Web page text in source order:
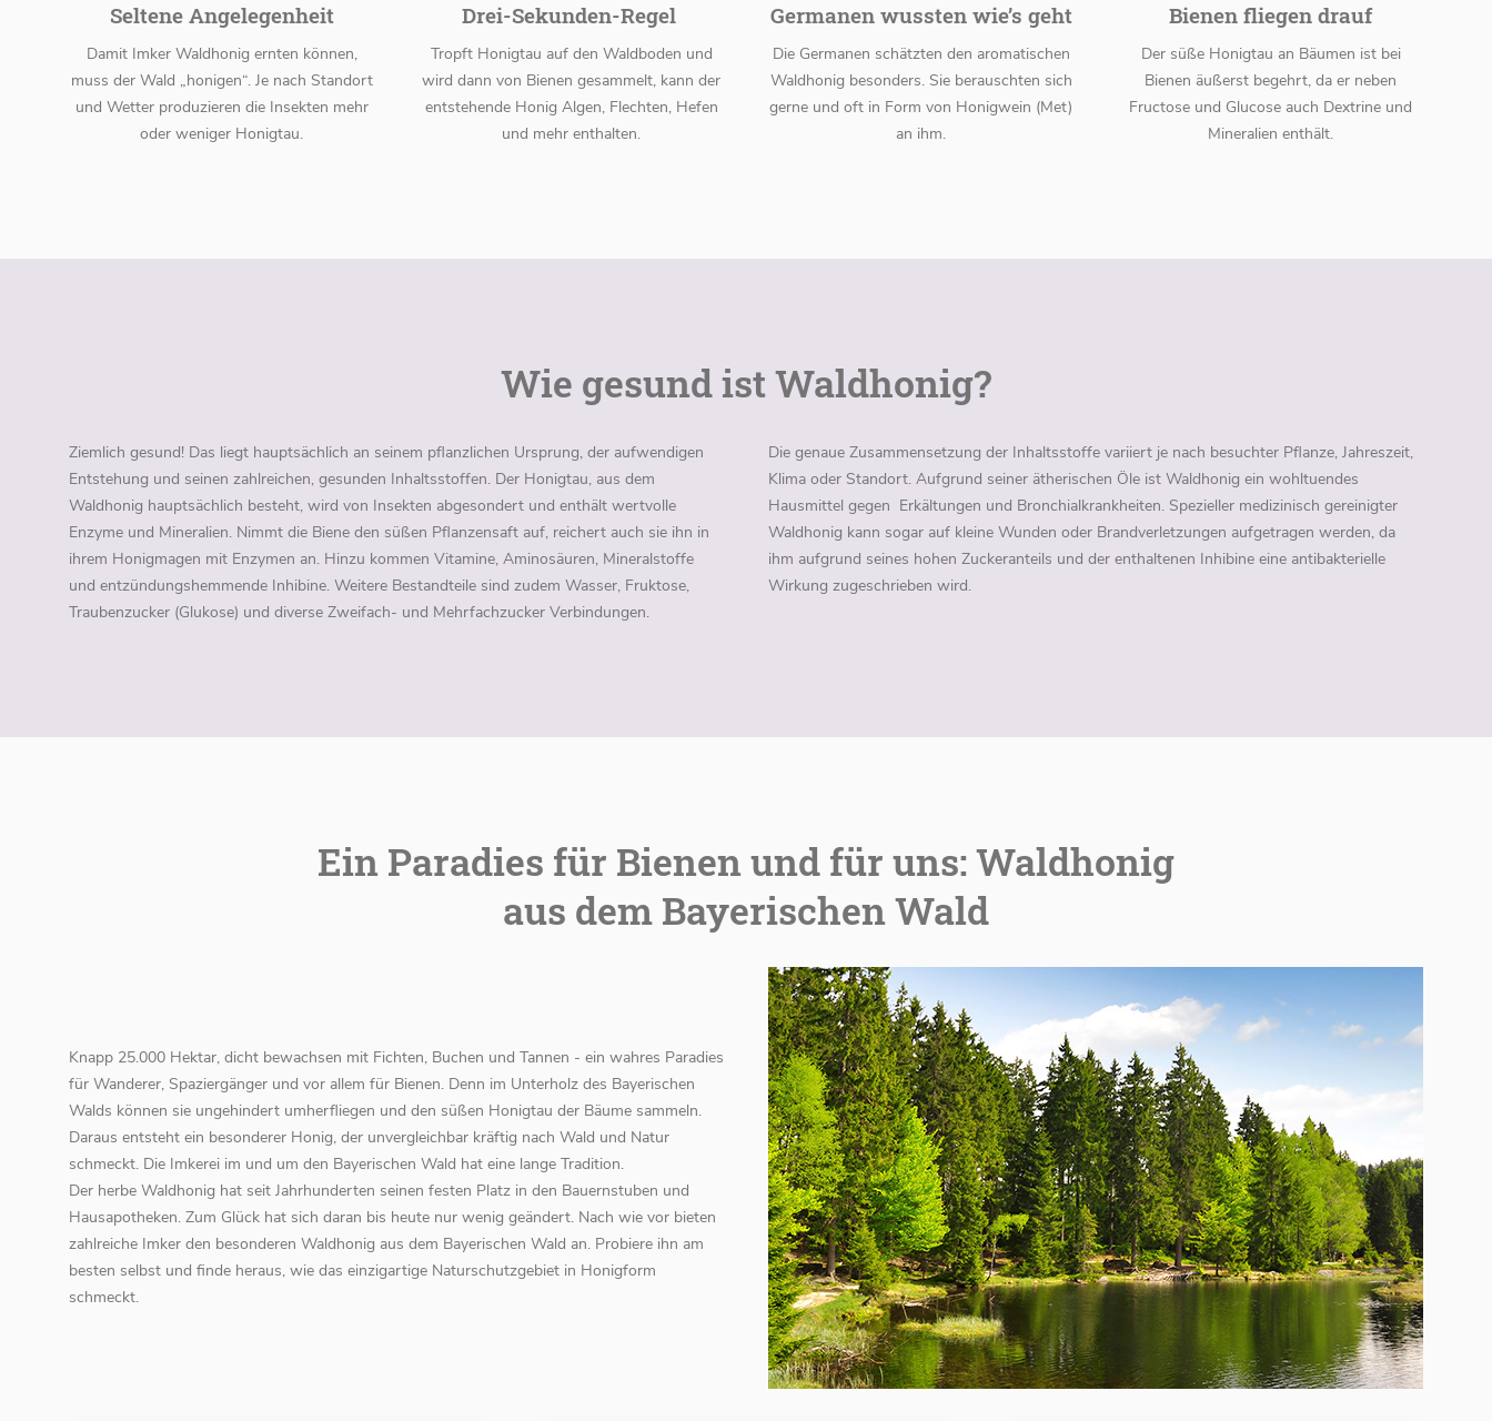
Seltene Angelegenheit
Damit Imker Waldhonig ernten können,
muss der Wald „honigen“. Je nach Standort
und Wetter produzieren die Insekten mehr
oder weniger Honigtau.
Drei-Sekunden-Regel
Tropft Honigtau auf den Waldboden und
wird dann von Bienen gesammelt, kann der
entstehende Honig Algen, Flechten, Hefen
und mehr enthalten.
Germanen wussten wie’s geht
Die Germanen schätzten den aromatischen
Waldhonig besonders. Sie berauschten sich
gerne und oft in Form von Honigwein (Met)
an ihm.
Bienen fliegen drauf
Der süße Honigtau an Bäumen ist bei
Bienen äußerst begehrt, da er neben
Fructose und Glucose auch Dextrine und
Mineralien enthält.
Wie gesund ist Waldhonig?
Ziemlich gesund! Das liegt hauptsächlich an seinem pflanzlichen Ursprung, der aufwendigen
Entstehung und seinen zahlreichen, gesunden Inhaltsstoffen. Der Honigtau, aus dem
Waldhonig hauptsächlich besteht, wird von Insekten abgesondert und enthält wertvolle
Enzyme und Mineralien. Nimmt die Biene den süßen Pflanzensaft auf, reichert auch sie ihn in
ihrem Honigmagen mit Enzymen an. Hinzu kommen Vitamine, Aminosäuren, Mineralstoffe
und entzündungshemmende Inhibine. Weitere Bestandteile sind zudem Wasser, Fruktose,
Traubenzucker (Glukose) und diverse Zweifach- und Mehrfachzucker Verbindungen.
Die genaue Zusammensetzung der Inhaltsstoffe variiert je nach besuchter Pflanze, Jahreszeit,
Klima oder Standort. Aufgrund seiner ätherischen Öle ist Waldhonig ein wohltuendes
Hausmittel gegen Erkältungen und Bronchialkrankheiten. Spezieller medizinisch gereinigter
Waldhonig kann sogar auf kleine Wunden oder Brandverletzungen aufgetragen werden, da
ihm aufgrund seines hohen Zuckeranteils und der enthaltenen Inhibine eine antibakterielle
Wirkung zugeschrieben wird.
Ein Paradies für Bienen und für uns: Waldhonig
aus dem Bayerischen Wald
Knapp 25.000 Hektar, dicht bewachsen mit Fichten, Buchen und Tannen - ein wahres Paradies
für Wanderer, Spaziergänger und vor allem für Bienen. Denn im Unterholz des Bayerischen
Walds können sie ungehindert umherfliegen und den süßen Honigtau der Bäume sammeln.
Daraus entsteht ein besonderer Honig, der unvergleichbar kräftig nach Wald und Natur
schmeckt. Die Imkerei im und um den Bayerischen Wald hat eine lange Tradition.
Der herbe Waldhonig hat seit Jahrhunderten seinen festen Platz in den Bauernstuben und
Hausapotheken. Zum Glück hat sich daran bis heute nur wenig geändert. Nach wie vor bieten
zahlreiche Imker den besonderen Waldhonig aus dem Bayerischen Wald an. Probiere ihn am
besten selbst und finde heraus, wie das einzigartige Naturschutzgebiet in Honigform
schmeckt.